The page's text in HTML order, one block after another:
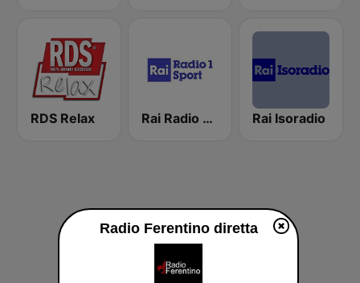
RDS Relax Rai Radio 1 Sport Rai Isoradio
Radio Ferentino diretta